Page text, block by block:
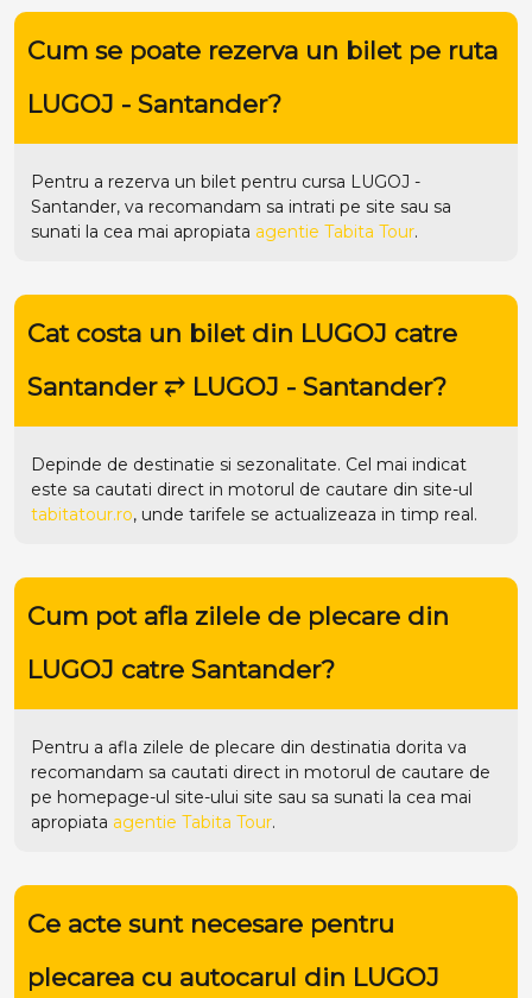
Cat costa un bilet din LUGOJ catre
Santander ⥂ LUGOJ - Santander?
este sa cautati direct in motorul de cautare din site-ul
tabitatour.ro, unde tarifele se actualizeaza in timp real.
Cum pot afla zilele de plecare din
LUGOJ catre Santander?
recomandam sa cautati direct in motorul de cautare de
pe homepage-ul site-ului sitesau sa sunati la cea mai
apropiata agentie Tabita Tour
Ce acte sunt necesare pentru
plecarea cu autocarul din LUGOJ
catre Santander?
Actele de care aveti nevoie sunt:
Carte de identitate/pasaport valabil;
parinte (o imputernicire);
Minor insotit de o alta persoana ➜ procura de la ambii
parinti si cazierul insotitorului;
minori din tara: aici.